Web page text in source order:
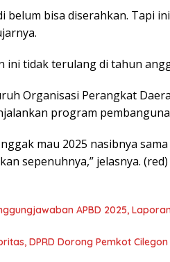
belum bisa diserahkan. Tapi
ini tidak terulang di tahun
Organisasi Perangkat
program
mau 2025 nasibnya
sepenuhnya,” jelasnya. (red)
APBD 2025,
DPRD Dorong Pemkot